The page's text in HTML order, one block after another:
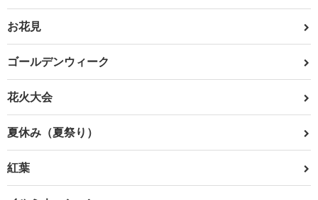
お花見
ゴールデンウィーク
花火大会
夏休み（夏祭り）
紅葉